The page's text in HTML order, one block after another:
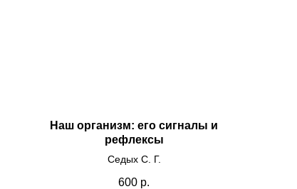
Наш организм: его сигналы и
рефлексы
Седых С. Г.
600 р.